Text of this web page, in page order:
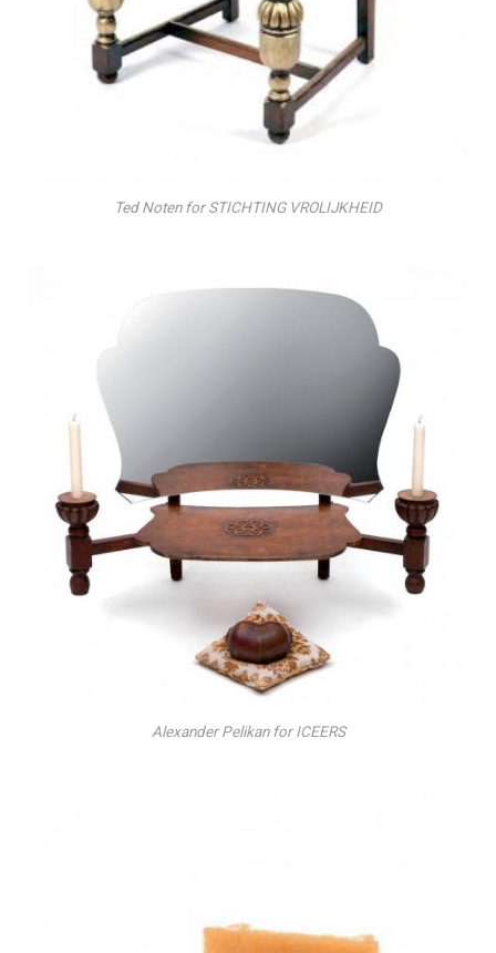
Ted Noten for STICHTING VROLIJKHEID
Alexander Pelikan for ICEERS